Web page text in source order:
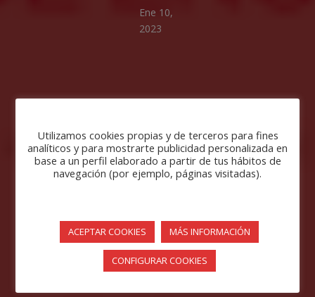
Ene 10,
2023
Utilizamos cookies propias y de terceros para fines
analíticos y para mostrarte publicidad personalizada en
base a un perfil elaborado a partir de tus hábitos de
navegación (por ejemplo, páginas visitadas).
ACEPTAR COOKIES MÁS INFORMACIÓN
CONFIGURAR COOKIES